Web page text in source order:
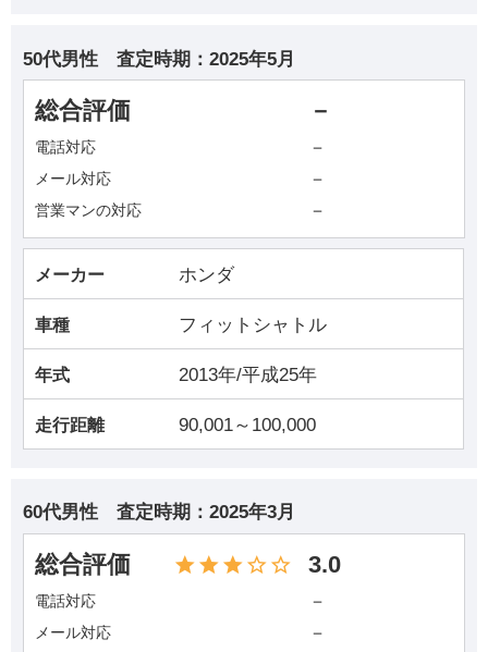
50代男性 査定時期： 2025年5月
総合評価 －
電話対応 －
メール対応 －
営業マンの対応 －
メーカー ホンダ
車種 フィットシャトル
年式 2013年/平成25年
走行距離 90,001～100,000
60代男性 査定時期： 2025年3月
総合評価 3.0
電話対応 －
メール対応 －